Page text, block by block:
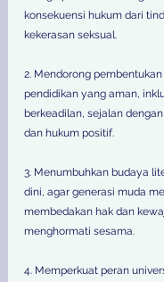
konsekuensi hukum dari
kekerasan seksual.
2. Mendorong
pendidikan yang aman,
berkeadilan, sejalan
dan hukum positif.
3. Menumbuhkan budaya
dini, agar generasi muda
membedakan hak dan
menghormati sesama.
4. Memperkuat peran